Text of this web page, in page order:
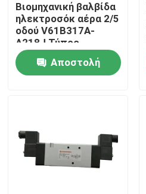
Σπίτι
Προϊόντα
Σχετικά με εμάς
Βιομηχανική βαλβίδα
ηλεκτροσόκ αέρα 2/5
οδού V61B317A-
A218J Τύπος
πιλοτικής
λειτουργίαςΑποστολή